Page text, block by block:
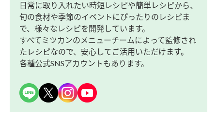
日常に取り入れたい時短レシピや簡単レシピから、
旬の食材や季節のイベントにぴったりのレシピま
で、様々なレシピを開発しています。
すべてミツカンのメニューチームによって監修され
たレシピなので、安心してご活用いただけます。
各種公式SNSアカウントもあります。